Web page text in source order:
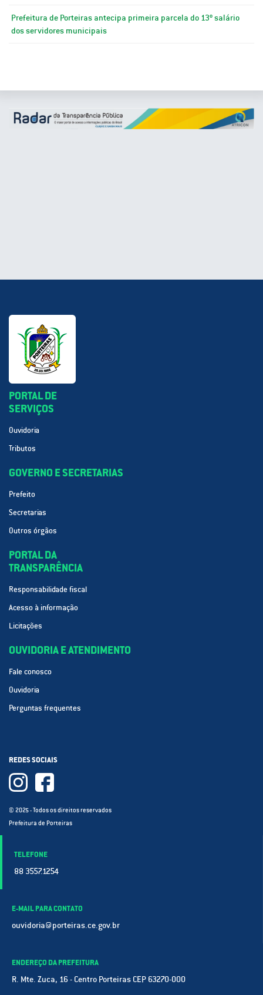
Prefeitura de Porteiras antecipa primeira parcela do 13º salário
dos servidores municipais
PORTAL DE
SERVIÇOS
Ouvidoria
Tributos
GOVERNO E SECRETARIAS
Prefeito
Secretarias
Outros órgãos
PORTAL DA
TRANSPARÊNCIA
Responsabilidade fiscal
Acesso à informação
Licitações
OUVIDORIA E ATENDIMENTO
Fale conosco
Ouvidoria
Perguntas frequentes
REDES SOCIAIS
© 2025 - Todos os direitos reservados
Prefeitura de Porteiras
TELEFONE
88 3557.1254
E-MAIL PARA CONTATO
ouvidoria@porteiras.ce.gov.br
ENDEREÇO DA PREFEITURA
R. Mte. Zuca, 16 - Centro Porteiras CEP 63270-000